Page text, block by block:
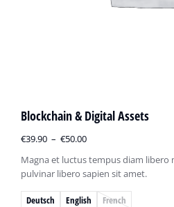
Deutsch English French
Blockchain & Digital Assets
€39.90 – €50.00
Magna et luctus tempus diam libero
pulvinar libero sapien sit amet.